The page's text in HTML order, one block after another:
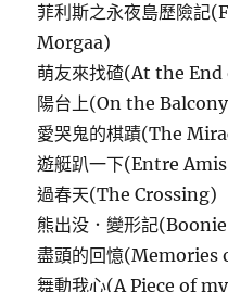
菲利斯之永夜島歷險
Morgaa)
萌友來找碴(At the
陽台上(On the
愛哭鬼的棋蹟(The
遊艇趴一下(Entre
過春天(The Crossing)
熊出没．變形記
盡頭的回憶(Memories
舞動我心(A Piece of